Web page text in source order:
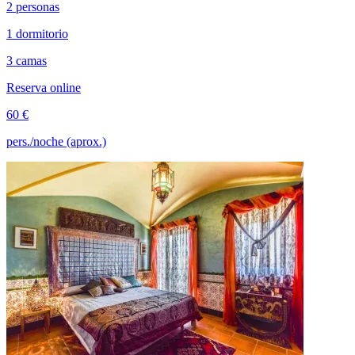
2 personas
1 dormitorio
3 camas
Reserva online
60 €
pers./noche (aprox.)